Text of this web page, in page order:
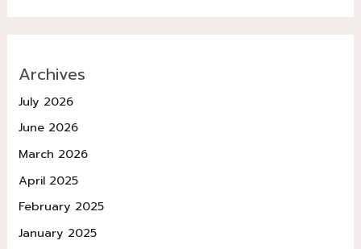
Archives
July 2026
June 2026
March 2026
April 2025
February 2025
January 2025